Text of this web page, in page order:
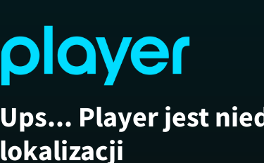
Ups... Player jest
lokalizacji